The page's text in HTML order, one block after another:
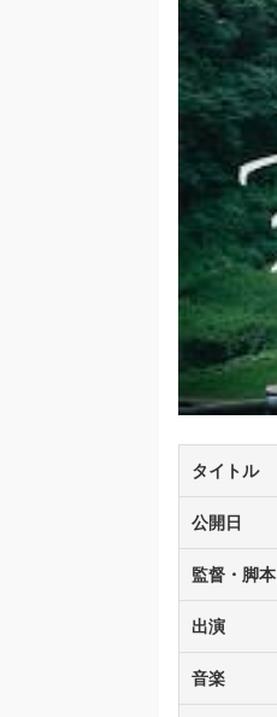
タイトル
公開日
監督・脚本
出演
音楽